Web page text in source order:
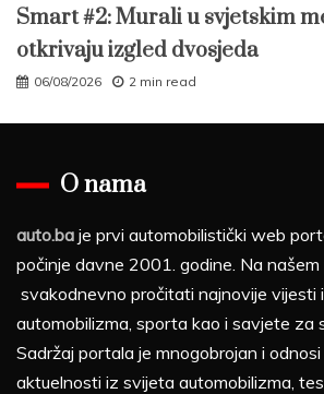
Smart #2: Murali u svjetskim
otkrivaju izgled dvosjeda
06/08/2026 2 min read
O nama
auto.ba je prvi automobilistički web
počinje davne 2001. godine. Na
svakodnevno pročitati najnovije vijesti
automobilizma, sporta kao i savjete za
Sadržaj portala je mnogobrojan i
aktuelnosti iz svijeta automobilizma,